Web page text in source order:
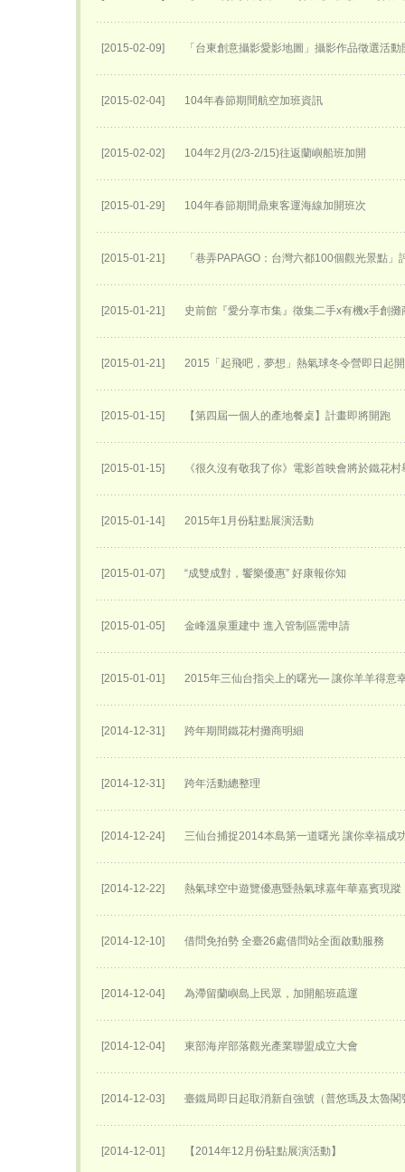
[2015-02-09] 「台東創意攝影愛影地圖」攝影作品徵選活動
[2015-02-04] 104年春節期間航空加班資訊
[2015-02-02] 104年2月(2/3-2/15)往返蘭嶼船班加開
[2015-01-29] 104年春節期間鼎東客運海線加開班次
[2015-01-21] 「巷弄PAPAGO：台灣六都100個觀光景點」
[2015-01-21] 史前館『愛分享市集』徵集二手x有機x手創攤
[2015-01-21] 2015「起飛吧，夢想」熱氣球冬令營即日起
[2015-01-15] 【第四屆一個人的產地餐桌】計畫即將開跑
[2015-01-15] 《很久沒有敬我了你》電影首映會將於鐵花村
[2015-01-14] 2015年1月份駐點展演活動
[2015-01-07] “成雙成對，饗樂優惠” 好康報你知
[2015-01-05] 金峰溫泉重建中 進入管制區需申請
[2015-01-01] 2015年三仙台指尖上的曙光— 讓你羊羊得意
[2014-12-31] 跨年期間鐵花村攤商明細
[2014-12-31] 跨年活動總整理
[2014-12-24] 三仙台捕捉2014本島第一道曙光 讓你幸福成
[2014-12-22] 熱氣球空中遊覽優惠暨熱氣球嘉年華嘉賓現蹤
[2014-12-10] 借問免拍勢 全臺26處借問站全面啟動服務
[2014-12-04] 為滯留蘭嶼島上民眾，加開船班疏運
[2014-12-04] 東部海岸部落觀光產業聯盟成立大會
[2014-12-03] 臺鐵局即日起取消新自強號（普悠瑪及太魯
[2014-12-01] 【2014年12月份駐點展演活動】